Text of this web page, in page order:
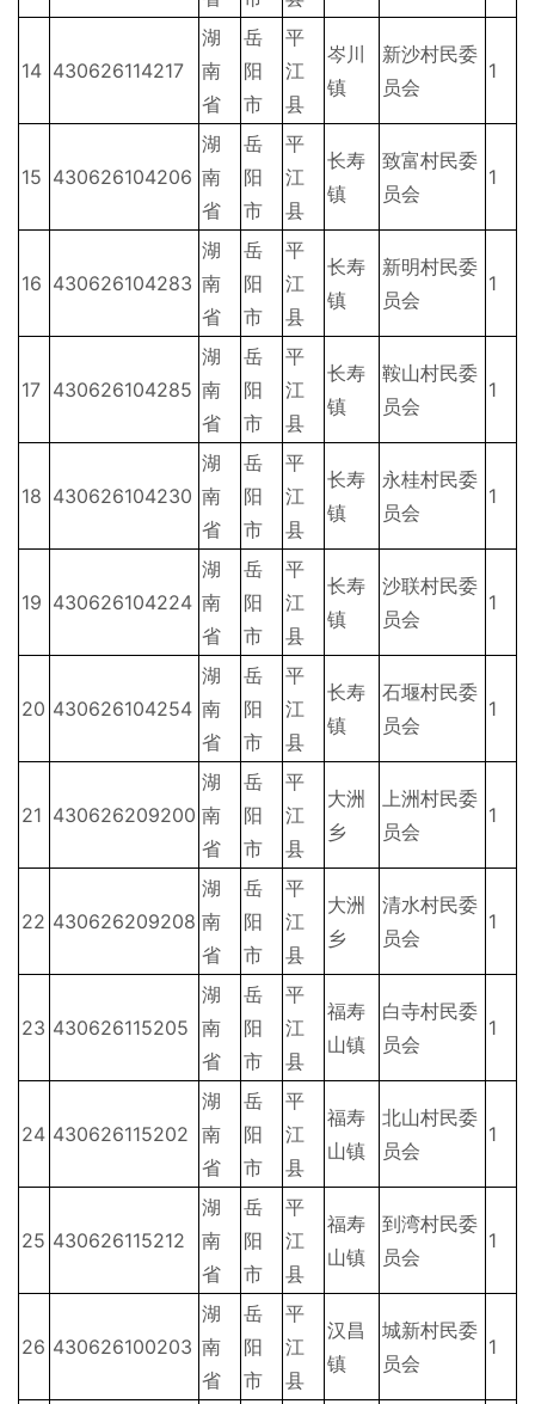
14 430626114217
湖
南
省
岳
阳
市
平
江
县
岑川
镇
新沙村民委
员会
1
15 430626104206
湖
南
省
岳
阳
市
平
江
县
长寿
镇
致富村民委
员会
1
16 430626104283
湖
南
省
岳
阳
市
平
江
县
长寿
镇
新明村民委
员会
1
17 430626104285
湖
南
省
岳
阳
市
平
江
县
长寿
镇
鞍山村民委
员会
1
18 430626104230
湖
南
省
岳
阳
市
平
江
县
长寿
镇
永桂村民委
员会
1
19 430626104224
湖
南
省
岳
阳
市
平
江
县
长寿
镇
沙联村民委
员会
1
20 430626104254
湖
南
省
岳
阳
市
平
江
县
长寿
镇
石堰村民委
员会
1
21 430626209200
湖
南
省
岳
阳
市
平
江
县
大洲
乡
上洲村民委
员会
1
22 430626209208
湖
南
省
岳
阳
市
平
江
县
大洲
乡
清水村民委
员会
1
23 430626115205
湖
南
省
岳
阳
市
平
江
县
福寿
山镇
白寺村民委
员会
1
24 430626115202
湖
南
省
岳
阳
市
平
江
县
福寿
山镇
北山村民委
员会
1
25 430626115212
湖
南
省
岳
阳
市
平
江
县
福寿
山镇
到湾村民委
员会
1
26 430626100203
湖
南
省
岳
阳
市
平
江
县
汉昌
镇
城新村民委
员会
1